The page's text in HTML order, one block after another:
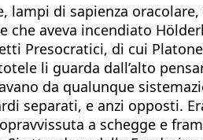
lampi di sapienza oracolare,
che aveva incendiato
Presocratici, di cui
li guarda dall’alto
da qualunque
separati, e anzi opposti.
a schegge e